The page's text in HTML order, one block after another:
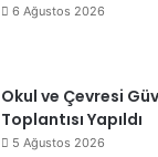
6 Ağustos 2026
Okul ve Çevresi
Toplantısı Yapıldı
5 Ağustos 2026